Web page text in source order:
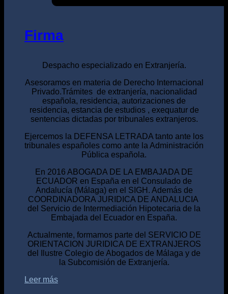
Firma
Despacho especializado en Extranjería.
Asesoramos en materia de Derecho Internacional
Privado.Trámites de extranjería, nacionalidad
española, residencia, autorizaciones de
residencia, estancia de estudios , exequatur de
sentencias dictadas por tribunales extranjeros.
Ejercemos la DEFENSA LETRADA tanto ante los
tribunales españoles como ante la Administración
Pública española.
En 2016 ABOGADA DE LA EMBAJADA DE
ECUADOR en España en el Consulado de
Andalucía (Málaga) en el SIGH. Además de
COORDINADORA JURIDICA DE ANDALUCIA
del Servicio de Intermediación Hipotecaria de la
Embajada del Ecuador en España.
Actualmente, formamos parte del SERVICIO DE
ORIENTACION JURIDICA DE EXTRANJEROS
del Ilustre Colegio de Abogados de Málaga y de
la Subcomisión de Extranjería.
Leer más